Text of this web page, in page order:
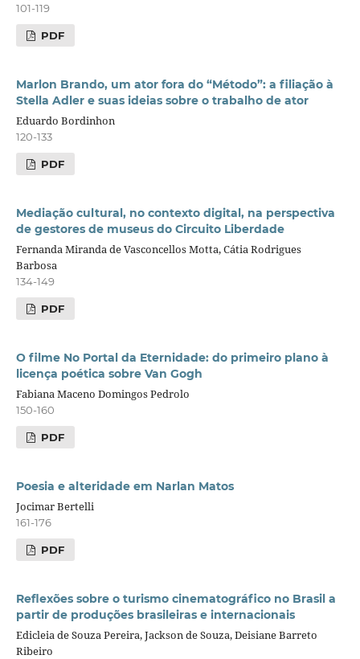
101-119
PDF
Marlon Brando, um ator fora do “Método”: a filiação à
Stella Adler e suas ideias sobre o trabalho de ator
Eduardo Bordinhon
120-133
PDF
Mediação cultural, no contexto digital, na perspectiva
de gestores de museus do Circuito Liberdade
Fernanda Miranda de Vasconcellos Motta, Cátia Rodrigues
Barbosa
134-149
PDF
O filme No Portal da Eternidade: do primeiro plano à
licença poética sobre Van Gogh
Fabiana Maceno Domingos Pedrolo
150-160
PDF
Poesia e alteridade em Narlan Matos
Jocimar Bertelli
161-176
PDF
Reflexões sobre o turismo cinematográfico no Brasil a
partir de produções brasileiras e internacionais
Edicleia de Souza Pereira, Jackson de Souza, Deisiane Barreto
Ribeiro